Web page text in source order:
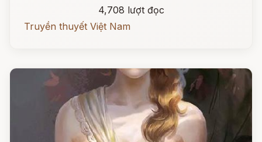
4,708 lượt đọc
Truyền thuyết Việt Nam